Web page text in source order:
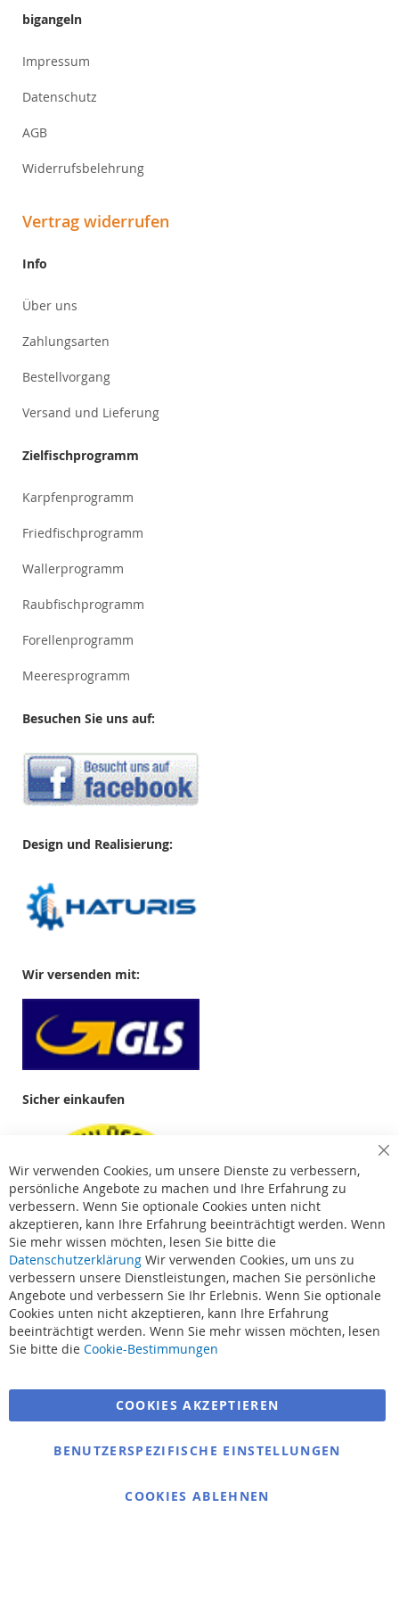
bigangeln
Impressum
Datenschutz
AGB
Widerrufsbelehrung
Vertrag widerrufen
Info
Über uns
Zahlungsarten
Bestellvorgang
Versand und Lieferung
Zielfischprogramm
Karpfenprogramm
Friedfischprogramm
Wallerprogramm
Raubfischprogramm
Forellenprogramm
Meeresprogramm
Besuchen Sie uns auf:
Design und Realisierung:
Wir versenden mit:
Sicher einkaufen
Suchbegriffe
Bestellungen und Rücksendungen
Kontaktieren Sie uns
Cookie Einstellungen
Wir verwenden Cookies, um unsere Dienste zu verbessern,
persönliche Angebote zu machen und Ihre Erfahrung zu
verbessern. Wenn Sie optionale Cookies unten nicht
akzeptieren, kann Ihre Erfahrung beeinträchtigt werden. Wenn
Sie mehr wissen möchten, lesen Sie bitte die
Datenschutzerklärung Wir verwenden Cookies, um uns zu
verbessern unsere Dienstleistungen, machen Sie persönliche
Angebote und verbessern Sie Ihr Erlebnis. Wenn Sie optionale
Cookies unten nicht akzeptieren, kann Ihre Erfahrung
beeinträchtigt werden. Wenn Sie mehr wissen möchten, lesen
Sie bitte die Cookie-Bestimmungen
COOKIES AKZEPTIEREN
BENUTZERSPEZIFISCHE EINSTELLUNGEN
COOKIES ABLEHNEN